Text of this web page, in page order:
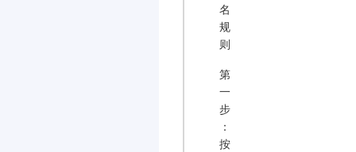
名
规
则
第
一
步
：
按